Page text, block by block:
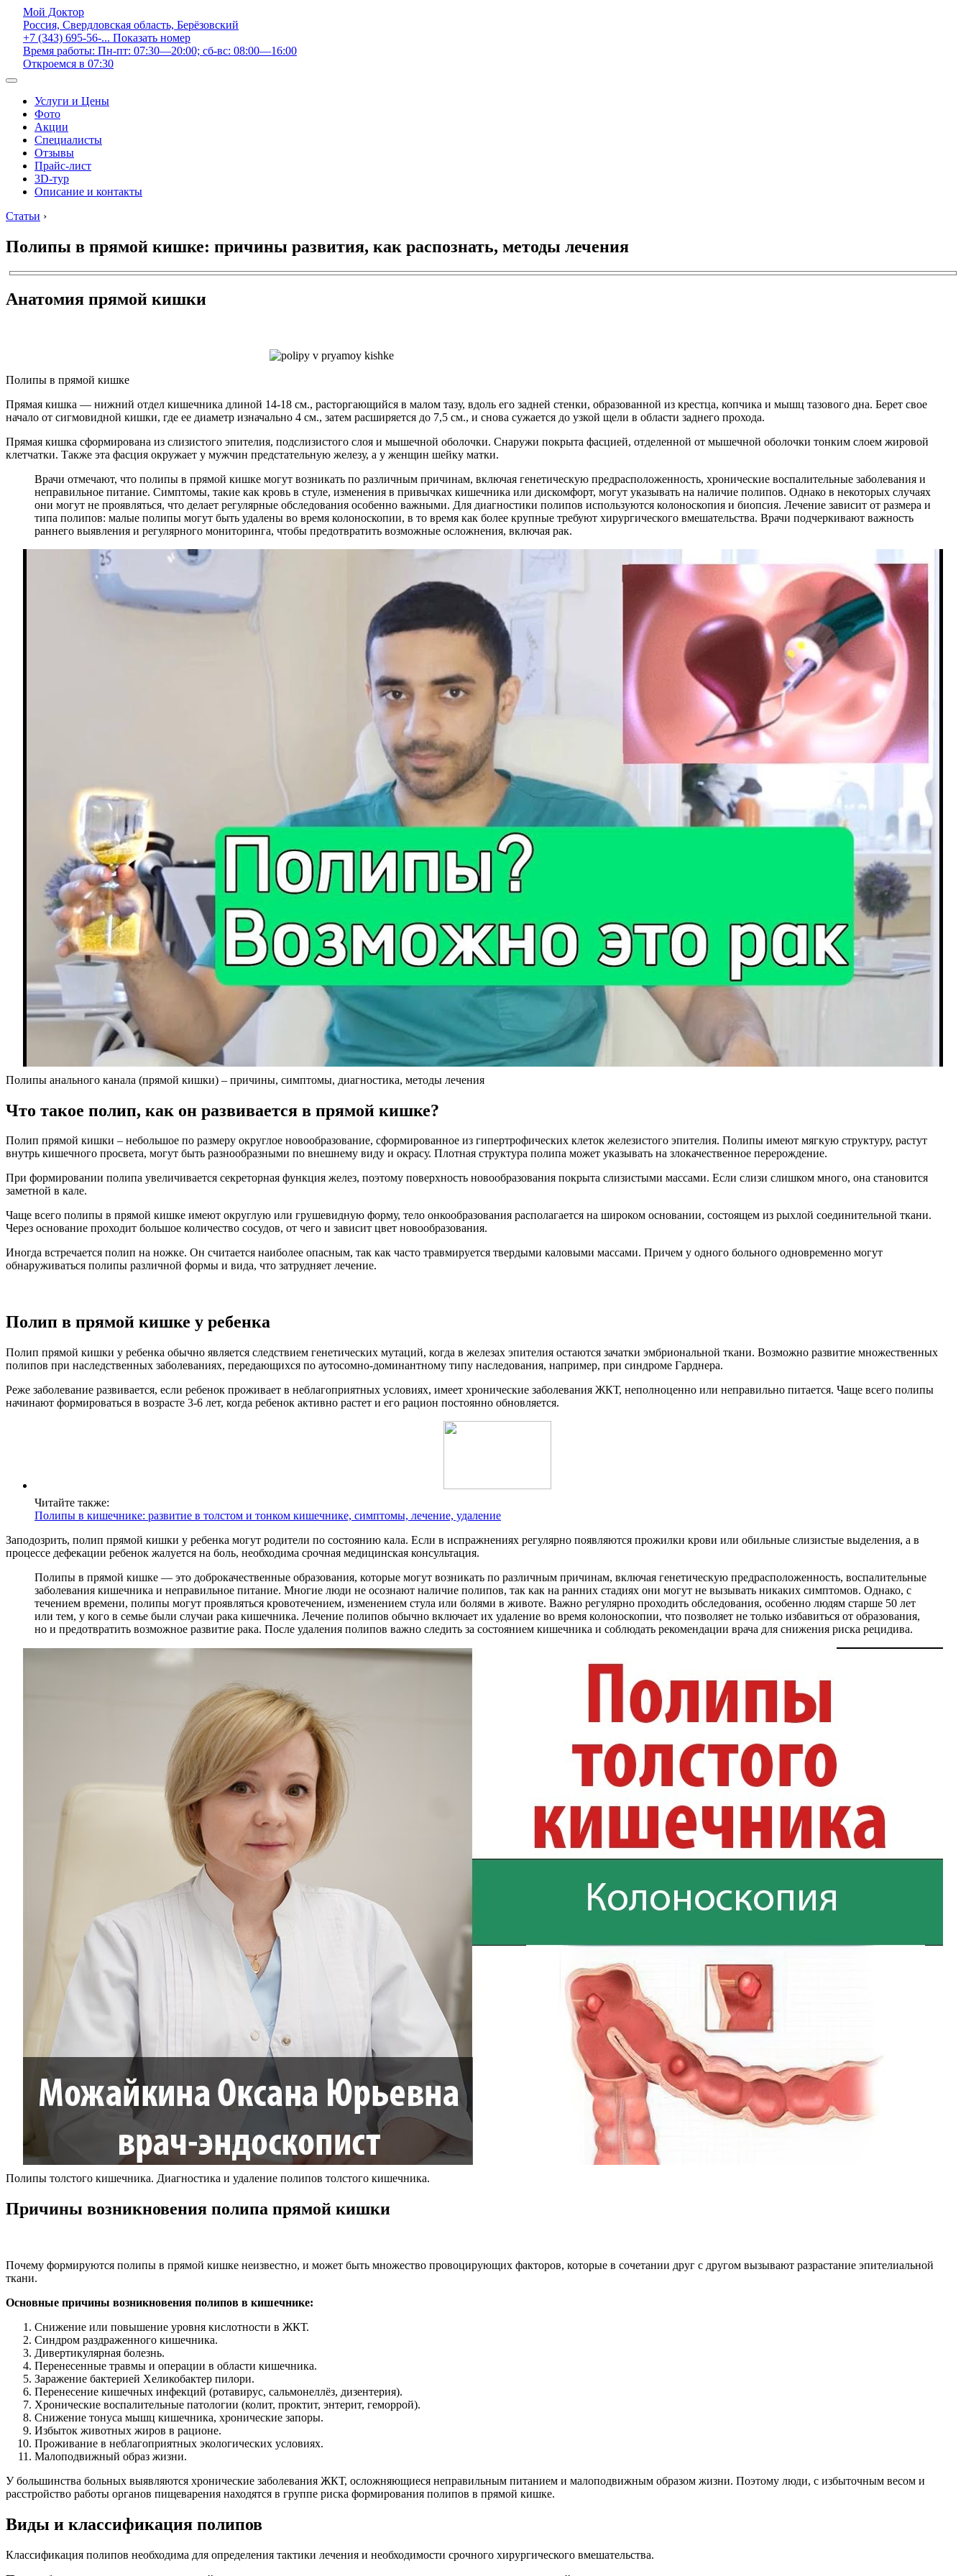
Мой Доктор
Россия, Свердловская область, Берёзовский
+7 (343) 695-56-... Показать номер
Время работы: Пн-пт: 07:30—20:00; сб-вс: 08:00—16:00
Откроемся в 07:30
Услуги и Цены
Фото
Акции
Специалисты
Отзывы
Прайс-лист
3D-тур
Описание и контакты
Статьи ›
Полипы в прямой кишке: причины развития, как распознать, методы лечения
Анатомия прямой кишки
Полипы в прямой кишке
Прямая кишка — нижний отдел кишечника длиной 14-18 см., расторгающийся в малом тазу, вдоль его задней стенки, образованной из крестца, копчика и мышц тазового дна. Берет свое
начало от сигмовидной кишки, где ее диаметр изначально 4 см., затем расширяется до 7,5 см., и снова сужается до узкой щели в области заднего прохода.
Прямая кишка сформирована из слизистого эпителия, подслизистого слоя и мышечной оболочки. Снаружи покрыта фасцией, отделенной от мышечной оболочки тонким слоем жировой
клетчатки. Также эта фасция окружает у мужчин предстательную железу, а у женщин шейку матки.
Врачи отмечают, что полипы в прямой кишке могут возникать по различным причинам, включая генетическую предрасположенность, хронические воспалительные заболевания и
неправильное питание. Симптомы, такие как кровь в стуле, изменения в привычках кишечника или дискомфорт, могут указывать на наличие полипов. Однако в некоторых случаях
они могут не проявляться, что делает регулярные обследования особенно важными. Для диагностики полипов используются колоноскопия и биопсия. Лечение зависит от размера и
типа полипов: малые полипы могут быть удалены во время колоноскопии, в то время как более крупные требуют хирургического вмешательства. Врачи подчеркивают важность
раннего выявления и регулярного мониторинга, чтобы предотвратить возможные осложнения, включая рак.
Полипы анального канала (прямой кишки) – причины, симптомы, диагностика, методы лечения
Что такое полип, как он развивается в прямой кишке?
Полип прямой кишки – небольшое по размеру округлое новообразование, сформированное из гипертрофических клеток железистого эпителия. Полипы имеют мягкую структуру, растут
внутрь кишечного просвета, могут быть разнообразными по внешнему виду и окрасу. Плотная структура полипа может указывать на злокачественное перерождение.
При формировании полипа увеличивается секреторная функция желез, поэтому поверхность новообразования покрыта слизистыми массами. Если слизи слишком много, она становится
заметной в кале.
Чаще всего полипы в прямой кишке имеют округлую или грушевидную форму, тело онкообразования располагается на широком основании, состоящем из рыхлой соединительной ткани.
Через основание проходит большое количество сосудов, от чего и зависит цвет новообразования.
Иногда встречается полип на ножке. Он считается наиболее опасным, так как часто травмируется твердыми каловыми массами. Причем у одного больного одновременно могут
обнаруживаться полипы различной формы и вида, что затрудняет лечение.
Полип в прямой кишке у ребенка
Полип прямой кишки у ребенка обычно является следствием генетических мутаций, когда в железах эпителия остаются зачатки эмбриональной ткани. Возможно развитие множественных
полипов при наследственных заболеваниях, передающихся по аутосомно-доминантному типу наследования, например, при синдроме Гарднера.
Реже заболевание развивается, если ребенок проживает в неблагоприятных условиях, имеет хронические заболевания ЖКТ, неполноценно или неправильно питается. Чаще всего полипы
начинают формироваться в возрасте 3-6 лет, когда ребенок активно растет и его рацион постоянно обновляется.
Читайте также:
Полипы в кишечнике: развитие в толстом и тонком кишечнике, симптомы, лечение, удаление
Заподозрить, полип прямой кишки у ребенка могут родители по состоянию кала. Если в испражнениях регулярно появляются прожилки крови или обильные слизистые выделения, а в
процессе дефекации ребенок жалуется на боль, необходима срочная медицинская консультация.
Полипы в прямой кишке — это доброкачественные образования, которые могут возникать по различным причинам, включая генетическую предрасположенность, воспалительные
заболевания кишечника и неправильное питание. Многие люди не осознают наличие полипов, так как на ранних стадиях они могут не вызывать никаких симптомов. Однако, с
течением времени, полипы могут проявляться кровотечением, изменением стула или болями в животе. Важно регулярно проходить обследования, особенно людям старше 50 лет
или тем, у кого в семье были случаи рака кишечника. Лечение полипов обычно включает их удаление во время колоноскопии, что позволяет не только избавиться от образования,
но и предотвратить возможное развитие рака. После удаления полипов важно следить за состоянием кишечника и соблюдать рекомендации врача для снижения риска рецидива.
Полипы толстого кишечника. Диагностика и удаление полипов толстого кишечника.
Причины возникновения полипа прямой кишки
Почему формируются полипы в прямой кишке неизвестно, и может быть множество провоцирующих факторов, которые в сочетании друг с другом вызывают разрастание эпителиальной
ткани.
Основные причины возникновения полипов в кишечнике:
Снижение или повышение уровня кислотности в ЖКТ.
Синдром раздраженного кишечника.
Дивертикулярная болезнь.
Перенесенные травмы и операции в области кишечника.
Заражение бактерией Хеликобактер пилори.
Перенесение кишечных инфекций (ротавирус, сальмонеллёз, дизентерия).
Хронические воспалительные патологии (колит, проктит, энтерит, геморрой).
Снижение тонуса мышц кишечника, хронические запоры.
Избыток животных жиров в рационе.
Проживание в неблагоприятных экологических условиях.
Малоподвижный образ жизни.
У большинства больных выявляются хронические заболевания ЖКТ, осложняющиеся неправильным питанием и малоподвижным образом жизни. Поэтому люди, с избыточным весом и
расстройство работы органов пищеварения находятся в группе риска формирования полипов в прямой кишке.
Виды и классификация полипов
Классификация полипов необходима для определения тактики лечения и необходимости срочного хирургического вмешательства.